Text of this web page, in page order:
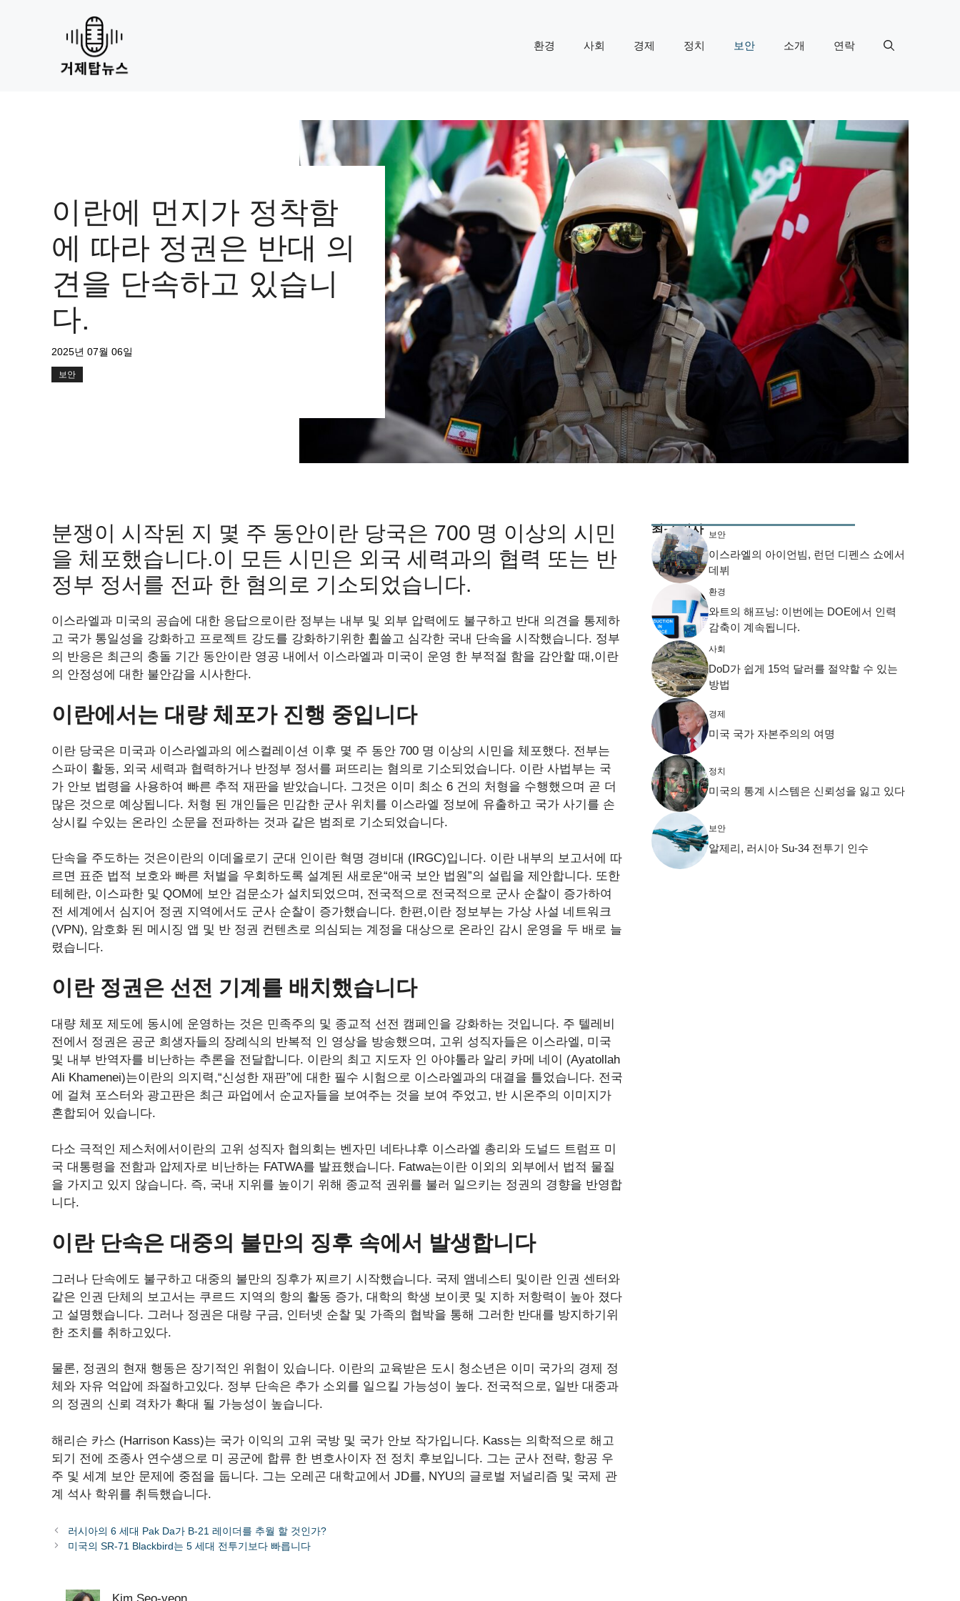
환경 사회 경제 정치 보안 소개 연락
이란에 먼지가 정착함
에 따라 정권은 반대 의
견을 단속하고 있습니
다.
2025년 07월 06일
보안
분쟁이 시작된 지 몇 주 동안이란 당국은 700 명 이상의 시민
을 체포했습니다.이 모든 시민은 외국 세력과의 협력 또는 반
정부 정서를 전파 한 혐의로 기소되었습니다.
이스라엘과 미국의 공습에 대한 응답으로이란 정부는 내부 및 외부 압력에도 불구하고 반대 의견을 통제하
고 국가 통일성을 강화하고 프로젝트 강도를 강화하기위한 휩쓸고 심각한 국내 단속을 시작했습니다. 정부
의 반응은 최근의 충돌 기간 동안이란 영공 내에서 이스라엘과 미국이 운영 한 부적절 함을 감안할 때,이란
의 안정성에 대한 불안감을 시사한다.
이란에서는 대량 체포가 진행 중입니다
이란 당국은 미국과 이스라엘과의 에스컬레이션 이후 몇 주 동안 700 명 이상의 시민을 체포했다. 전부는
스파이 활동, 외국 세력과 협력하거나 반정부 정서를 퍼뜨리는 혐의로 기소되었습니다. 이란 사법부는 국
가 안보 법령을 사용하여 빠른 추적 재판을 받았습니다. 그것은 이미 최소 6 건의 처형을 수행했으며 곧 더
많은 것으로 예상됩니다. 처형 된 개인들은 민감한 군사 위치를 이스라엘 정보에 유출하고 국가 사기를 손
상시킬 수있는 온라인 소문을 전파하는 것과 같은 범죄로 기소되었습니다.
단속을 주도하는 것은이란의 이데올로기 군대 인이란 혁명 경비대 (IRGC)입니다. 이란 내부의 보고서에 따
르면 표준 법적 보호와 빠른 처벌을 우회하도록 설계된 새로운“애국 보안 법원”의 설립을 제안합니다. 또한
테헤란, 이스파한 및 QOM에 보안 검문소가 설치되었으며, 전국적으로 전국적으로 군사 순찰이 증가하여
전 세계에서 심지어 정권 지역에서도 군사 순찰이 증가했습니다. 한편,이란 정보부는 가상 사설 네트워크
(VPN), 암호화 된 메시징 앱 및 반 정권 컨텐츠로 의심되는 계정을 대상으로 온라인 감시 운영을 두 배로 늘
렸습니다.
이란 정권은 선전 기계를 배치했습니다
대량 체포 제도에 동시에 운영하는 것은 민족주의 및 종교적 선전 캠페인을 강화하는 것입니다. 주 텔레비
전에서 정권은 공군 희생자들의 장례식의 반복적 인 영상을 방송했으며, 고위 성직자들은 이스라엘, 미국
및 내부 반역자를 비난하는 추론을 전달합니다. 이란의 최고 지도자 인 아야톨라 알리 카메 네이 (Ayatollah
Ali Khamenei)는이란의 의지력,“신성한 재판”에 대한 필수 시험으로 이스라엘과의 대결을 틀었습니다. 전국
에 걸쳐 포스터와 광고판은 최근 파업에서 순교자들을 보여주는 것을 보여 주었고, 반 시온주의 이미지가
혼합되어 있습니다.
다소 극적인 제스처에서이란의 고위 성직자 협의회는 벤자민 네타냐후 이스라엘 총리와 도널드 트럼프 미
국 대통령을 전함과 압제자로 비난하는 FATWA를 발표했습니다. Fatwa는이란 이외의 외부에서 법적 물질
을 가지고 있지 않습니다. 즉, 국내 지위를 높이기 위해 종교적 권위를 불러 일으키는 정권의 경향을 반영합
니다.
이란 단속은 대중의 불만의 징후 속에서 발생합니다
그러나 단속에도 불구하고 대중의 불만의 징후가 찌르기 시작했습니다. 국제 앰네스티 및이란 인권 센터와
같은 인권 단체의 보고서는 쿠르드 지역의 항의 활동 증가, 대학의 학생 보이콧 및 지하 저항력이 높아 졌다
고 설명했습니다. 그러나 정권은 대량 구금, 인터넷 순찰 및 가족의 협박을 통해 그러한 반대를 방지하기위
한 조치를 취하고있다.
물론, 정권의 현재 행동은 장기적인 위험이 있습니다. 이란의 교육받은 도시 청소년은 이미 국가의 경제 정
체와 자유 억압에 좌절하고있다. 정부 단속은 추가 소외를 일으킬 가능성이 높다. 전국적으로, 일반 대중과
의 정권의 신뢰 격차가 확대 될 가능성이 높습니다.
해리슨 카스 (Harrison Kass)는 국가 이익의 고위 국방 및 국가 안보 작가입니다. Kass는 의학적으로 해고
되기 전에 조종사 연수생으로 미 공군에 합류 한 변호사이자 전 정치 후보입니다. 그는 군사 전략, 항공 우
주 및 세계 보안 문제에 중점을 둡니다. 그는 오레곤 대학교에서 JD를, NYU의 글로벌 저널리즘 및 국제 관
계 석사 학위를 취득했습니다.
러시아의 6 세대 Pak Da가 B-21 레이더를 추월 할 것인가?
미국의 SR-71 Blackbird는 5 세대 전투기보다 빠릅니다
Kim Seo-yeon
최근 기사 보안
이스라엘의 아이언빔, 런던 디펜스 쇼에서
데뷔
환경
와트의 해프닝: 이번에는 DOE에서 인력
감축이 계속됩니다.
사회
DoD가 쉽게 15억 달러를 절약할 수 있는
방법
경제
미국 국가 자본주의의 여명
정치
미국의 통계 시스템은 신뢰성을 잃고 있다
보안
알제리, 러시아 Su-34 전투기 인수